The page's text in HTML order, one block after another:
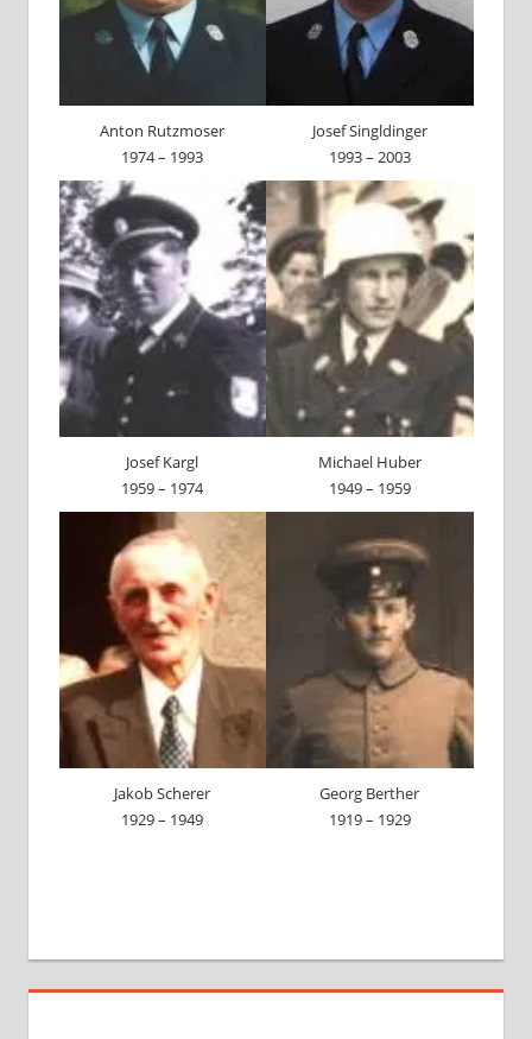
Anton Rutzmoser
1974 – 1993
Josef Singldinger
1993 – 2003
Josef Kargl
1959 – 1974
Michael Huber
1949 – 1959
Jakob Scherer
1929 – 1949
Georg Berther
1919 – 1929